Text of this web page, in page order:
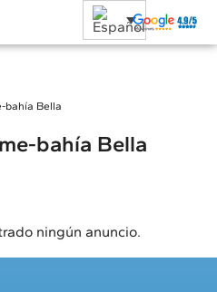
bahía Bella
bahía Bella
ningún anuncio.